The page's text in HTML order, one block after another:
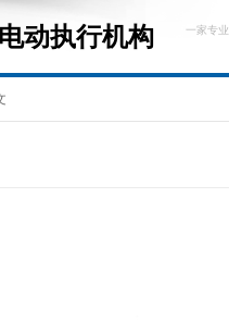
动执行机构 一家专